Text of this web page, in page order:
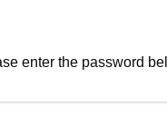
enter the password